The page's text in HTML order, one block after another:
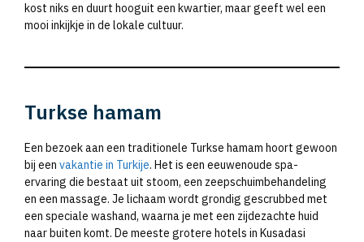
kost niks en duurt hooguit een kwartier, maar geeft wel een
mooi inkijkje in de lokale cultuur.
Turkse hamam
Een bezoek aan een traditionele Turkse hamam hoort gewoon
bij een vakantie in Turkije. Het is een eeuwenoude spa-
ervaring die bestaat uit stoom, een zeepschuimbehandeling
en een massage. Je lichaam wordt grondig gescrubbed met
een speciale washand, waarna je met een zijdezachte huid
naar buiten komt. De meeste grotere hotels in Kusadasi